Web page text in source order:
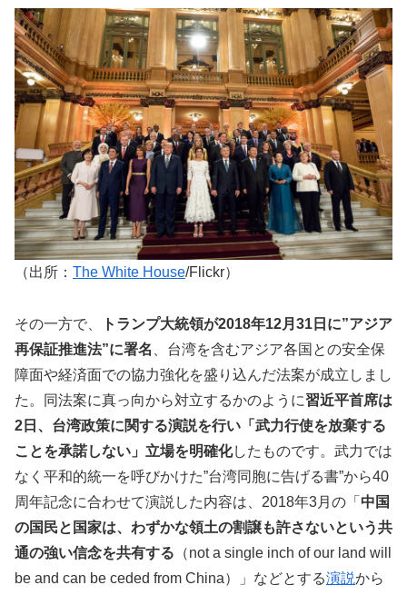
（出所： The White House/Flickr）
その一方で、
トランプ大統領が2018年12月31日に”アジア
再保証推進法”に署名
、台湾を含むアジア各国との安全保
障面や経済面での協力強化を盛り込んだ法案が成立しまし
た。同法案に真っ向から対立するかのように習近平首席は
2日、台湾政策に関する演説を行い「武力行使を放棄する
ことを承諾しない」立場を明確化したものです。武力では
なく平和的統一を呼びかけた”台湾同胞に告げる書”から40
周年記念に合わせて演説した内容は、2018年3月の「 中国
の国民と国家は、わずかな領土の割譲も許さないという共
通の強い信念を共有する （not a single inch of our land will
be and can be ceded from China）」などとする演説から